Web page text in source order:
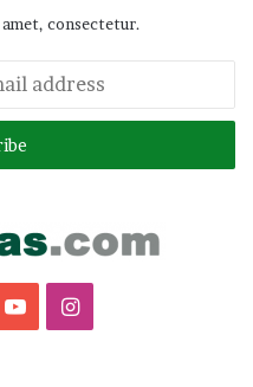
consectetur.
YouTubeInstagram